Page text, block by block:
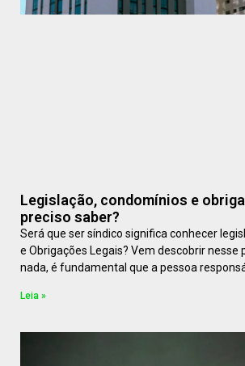
Legislação, condomínios e
preciso saber?
Será que ser síndico significa conhecer
e Obrigações Legais? Vem descobrir nesse
nada, é fundamental que a pessoa
Leia »